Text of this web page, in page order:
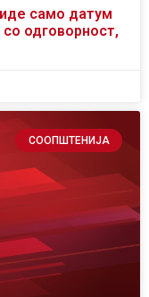
само датум
одговорност,
СООПШТЕНИЈА